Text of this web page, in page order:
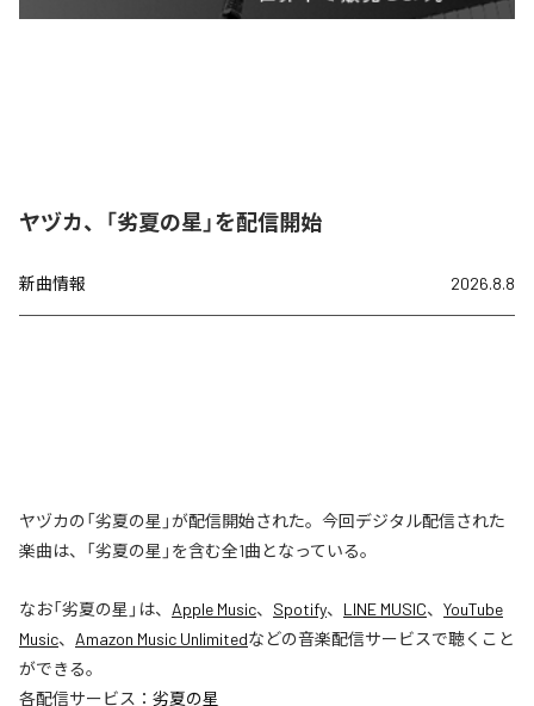
ヤヅカ、「劣夏の星」を配信開始
新曲情報 2026.8.8
ヤヅカの「劣夏の星」が配信開始された。今回デジタル配信された
楽曲は、「劣夏の星」を含む全1曲となっている。
なお「劣夏の星 」は、 Apple Music、 Spotify、 LINE MUSIC、 YouTube
Music、 Amazon Music Unlimitedなどの音楽配信サービスで聴くこと
ができる。
各配信サービス： 劣夏の星